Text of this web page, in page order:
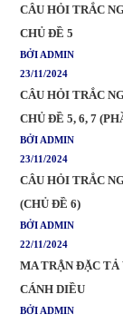
CÂU HỎI TRẮC
CHỦ ĐỀ 5
BỞI ADMIN
23/11/2024
CÂU HỎI TRẮC
CHỦ ĐỀ 5, 6, 7
BỞI ADMIN
23/11/2024
CÂU HỎI TRẮC
(CHỦ ĐỀ 6)
BỞI ADMIN
22/11/2024
MA TRẬN ĐẶC
CÁNH DIỀU
BỞI ADMIN